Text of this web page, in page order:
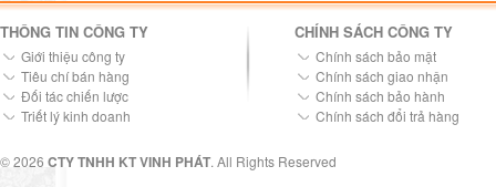
THÔNG TIN CÔNG TY
Giới thiệu công ty
Tiêu chí bán hàng
Đối tác chiến lược
Triết lý kinh doanh
CHÍNH SÁCH CÔNG TY
Chính sách bảo mật
Chính sách giao nhận
Chính sách bảo hành
Chính sách đổi trả hàng
© 2026 CTY TNHH KT VINH PHÁT. All Rights Reserved